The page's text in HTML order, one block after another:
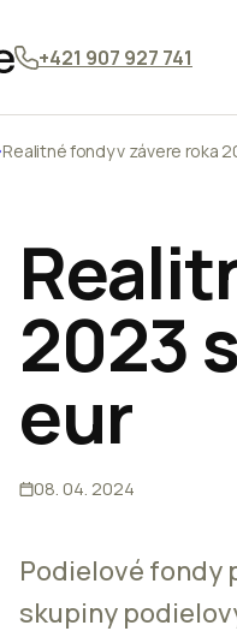
+421 907 927 741
Realitné fondy v závere roka
2023
eur
08. 04. 2024
Podielové fondy
skupiny